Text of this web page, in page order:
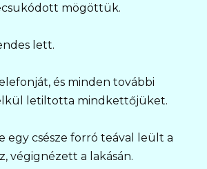
mögöttük.
lett.
és minden további
letiltotta mindkettőjüket.
egy csésze forró teával leült a
végignézett a lakásán.